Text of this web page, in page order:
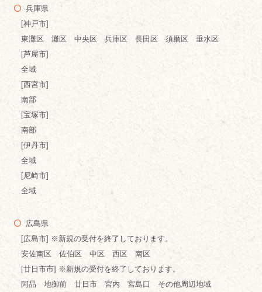
兵庫県
[神戸市]
東灘区 灘区 中央区 兵庫区 長田区 須磨区 垂水区
[芦屋市]
全域
[西宮市]
南部
[宝塚市]
南部
[伊丹市]
全域
[尼崎市]
全域
広島県
[広島市] ※新規の受付を終了しております。
安佐南区 佐伯区 中区 西区 南区
[廿日市市] ※新規の受付を終了しております。
阿品 地御前 廿日市 宮内 宮島口 その他周辺地域